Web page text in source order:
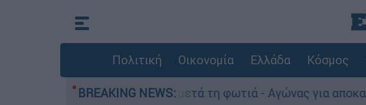
Πολιτική Οικονομία Ελλάδα Κόσμος
BREAKING NEWS:
Πόρτο Γερμανό μετά τη φωτιά - Αγώνας για αποκατάσταση